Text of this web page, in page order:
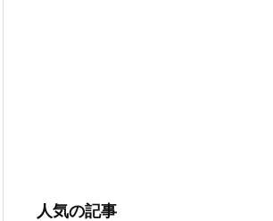
人気の記事